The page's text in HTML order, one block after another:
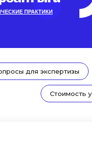
ПРАКТИКИ
для экспертизы
Стоимость